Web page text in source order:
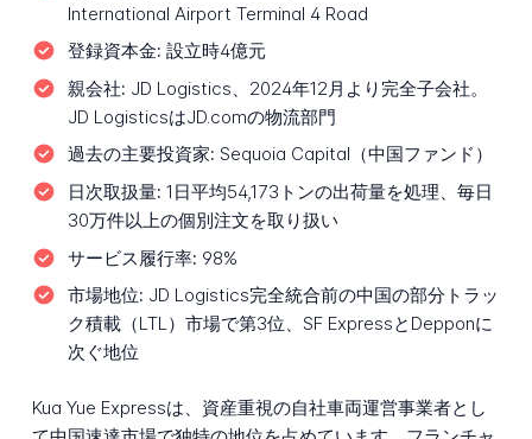
International Airport Terminal 4 Road
登録資本金: 設立時4億元
親会社: JD Logistics、2024年12月より完全子会社。
JD LogisticsはJD.comの物流部門
過去の主要投資家: Sequoia Capital（中国ファンド）
日次取扱量: 1日平均54,173トンの出荷量を処理、毎日
30万件以上の個別注文を取り扱い
サービス履行率: 98%
市場地位: JD Logistics完全統合前の中国の部分トラッ
ク積載（LTL）市場で第3位、SF ExpressとDepponに
次ぐ地位
Kua Yue Expressは、資産重視の自社車両運営事業者とし